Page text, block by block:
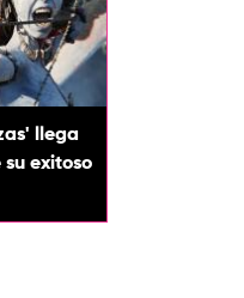
llega
exitoso